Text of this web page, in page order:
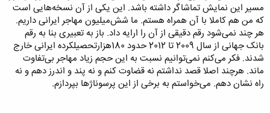
مسیر این نمایش تماشاگر داشته باشد. این یکی از آن نسخه‌هایی است
که من هم کاملا با آن همراه هستم. ما شش‌میلیون مهاجر ایرانی داریم.
هر چند نمی‌شود رقم دقیقی از آن را ارایه داد. باز به تعبیری بنا به رقم
بانک جهانی از سال 2009 تا 2012 حدود 180هزارتحصیلکرده ایرانی خارج
شدند. فکر می‌کنم نمی‌توانیم نسبت به این حجم زیاد مهاجر بی‌تفاوت
ماند. هرچند اصلا قصد نداشتم نه قضاوت کنم و نه پند و اندرز دهم و نه
راه نشان دهم. می‌خواستم به برخی از این پرسوناژها بپردازم.